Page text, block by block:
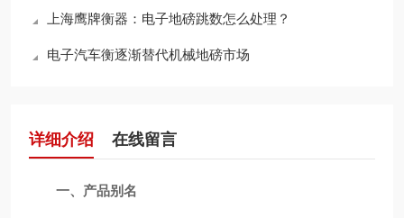
上海鹰牌衡器：电子地磅跳数怎么处理？
电子汽车衡逐渐替代机械地磅市场
详细介绍 在线留言
一、产品别名